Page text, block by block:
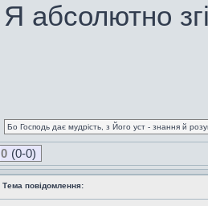
Я абсолютно
Бо Господь дає мудрість, з Його уст - знання й
0 (0-0)
Тема повідомлення: